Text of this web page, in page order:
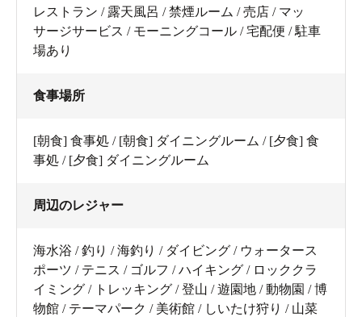
レストラン / 露天風呂 / 禁煙ルーム / 売店 / マッ
サージサービス / モーニングコール / 宅配便 / 駐車
場あり
食事場所
[朝食] 食事処 / [朝食] ダイニングルーム / [夕食] 食
事処 / [夕食] ダイニングルーム
周辺のレジャー
海水浴 / 釣り / 海釣り / ダイビング / ウォータース
ポーツ / テニス / ゴルフ / ハイキング / ロッククラ
イミング / トレッキング / 登山 / 遊園地 / 動物園 / 博
物館 / テーマパーク / 美術館 / しいたけ狩り / 山菜